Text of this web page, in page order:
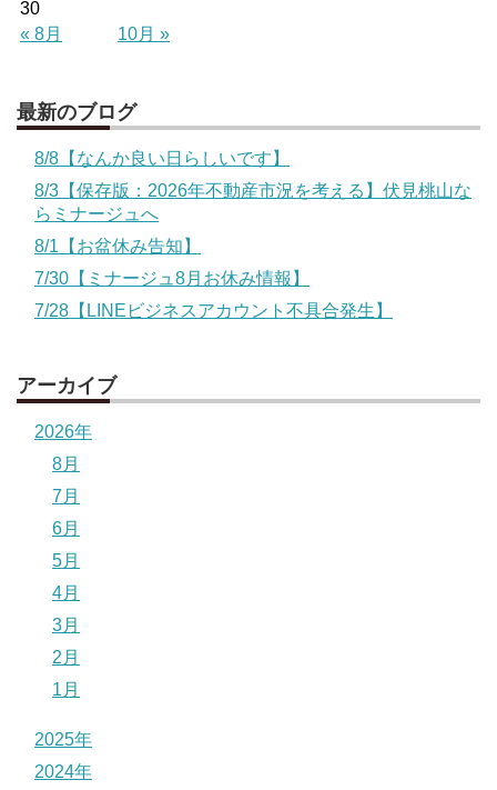
« 8月 10月 »
30
最新のブログ
8/8【なんか良い日らしいです】
8/3【保存版：2026年不動産市況を考える】伏見桃山な
らミナージュへ
8/1【お盆休み告知】
7/30【ミナージュ8月お休み情報】
7/28【LINEビジネスアカウント不具合発生】
アーカイブ
2026年
8月
7月
6月
5月
4月
3月
2月
1月
2025年
2024年